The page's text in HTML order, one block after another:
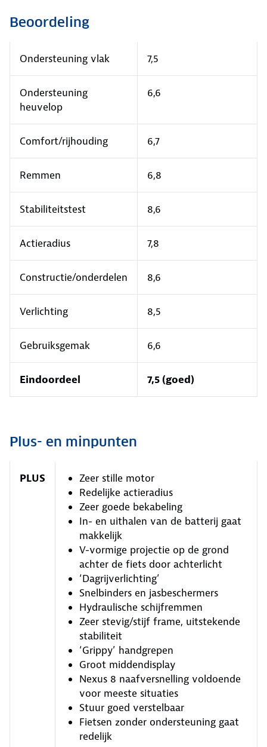
Beoordeling
Ondersteuning vlak 7,5
Ondersteuning
heuvelop
6,6
Comfort/rijhouding 6,7
Remmen 6,8
Stabiliteitstest 8,6
Actieradius 7,8
Constructie/onderdelen 8,6
Verlichting 8,5
Gebruiksgemak 6,6
Eindoordeel 7,5 (goed)
Plus- en minpunten
PLUS
Zeer stille motor
Redelijke actieradius
Zeer goede bekabeling
In- en uithalen van de batterij gaat
makkelijk
V-vormige projectie op de grond
achter de fiets door achterlicht
‘Dagrijverlichting’
Snelbinders en jasbeschermers
Hydraulische schijfremmen
Zeer stevig/stijf frame, uitstekende
stabiliteit
‘Grippy’ handgrepen
Groot middendisplay
Nexus 8 naafversnelling voldoende
voor meeste situaties
Stuur goed verstelbaar
Fietsen zonder ondersteuning gaat
redelijk